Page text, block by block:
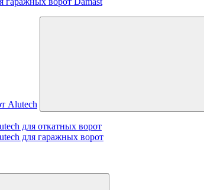
Alutech
для откатных ворот
для гаражных ворот